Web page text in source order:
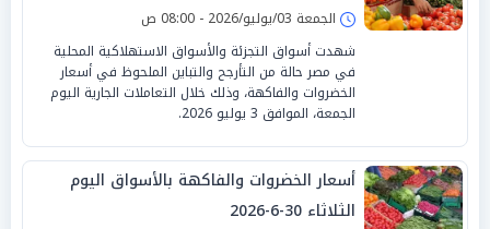
الجمعة 03/يوليو/2026 - 08:00 ص
شهدت أسواق التجزئة والأسواق الاستهلاكية المحلية
في مصر حالة من التأرجح والتباين الملحوظ في أسعار
الخضروات والفاكهة، وذلك خلال التعاملات الجارية اليوم
الجمعة، الموافق 3 يوليو 2026.
أسعار الخضروات والفاكهة بالأسواق اليوم
الثلاثاء 30-6-2026